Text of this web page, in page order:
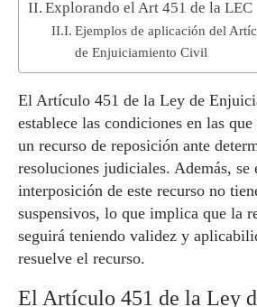
Explorando el Art 451 de la LEC
Ejemplos de aplicación del
de Enjuiciamiento Civil
El Artículo 451 de la Ley de
establece las condiciones en las
un recurso de reposición ante
resoluciones judiciales. Además, se
interposición de este recurso no
suspensivos, lo que implica que la
seguirá teniendo validez y
resuelve el recurso.
El Artículo 451 de la Ley